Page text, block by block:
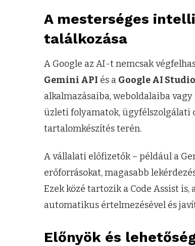
A mesterséges
találkozása
A Google az AI-t nemcsak
Gemini API és a Google AI Studio
alkalmazásaiba, weboldalaiba
üzleti folyamatok, ügyfélszolgálati
tartalomkészítés terén.
A vállalati előfizetők – például a
erőforrásokat, magasabb
Ezek közé tartozik a Code Assist
automatikus értelmezésével és
Előnyök és